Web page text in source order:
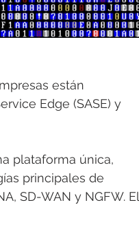
están
Edge (SASE) y
plataforma única,
principales de
SD-WAN y NGFW. El